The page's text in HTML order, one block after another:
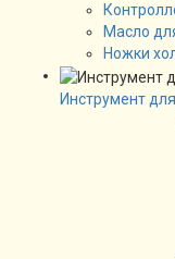
Масло
Ножки
Инструмент